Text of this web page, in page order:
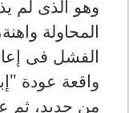
وهو الذى لم
المحاولة
الفشل فى
واقعة عودة
من جديد، ثم